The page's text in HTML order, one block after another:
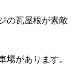
の瓦屋根が素敵
場があります。